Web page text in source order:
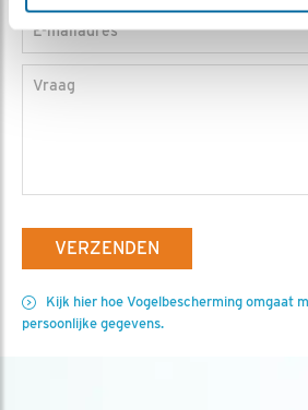
E-mailadres
Vraag
VERZENDEN
Kijk hier hoe Vogelbescherming omgaat
persoonlijke gegevens.